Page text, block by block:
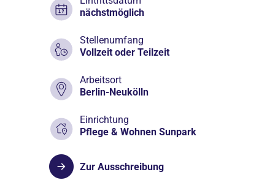
nächstmöglich
Stellenumfang
Vollzeit oder Teilzeit
Arbeitsort
Berlin-Neukölln
Einrichtung
Pflege & Wohnen Sunpark
Zur Ausschreibung